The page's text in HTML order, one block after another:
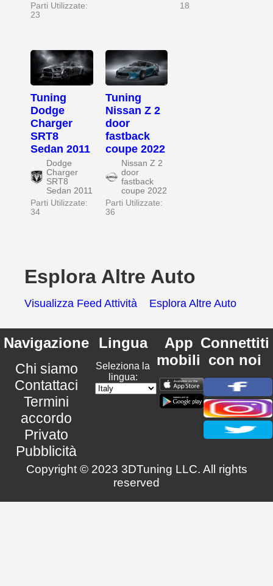
Parti Utilizzate:
23
18
Tuning
Dodge
Charger
SRT8
Sedan 2011
Dodge
Charger
SRT8
Sedan 2011
Parti Utilizzate:
34
Tuning
Nissan Z 2
door
fastback
coupe 2022
Nissan Z 2
door
fastback
coupe 2022
Parti Utilizzate:
36
Esplora Altre Auto
Visualizza Feed Attività Esplora Altre Auto
Navigazione
Chi siamo
Contattaci
Termini
accordo
Privato
Pubblicità
Lingua
Seleziona la
lingua:
App
mobili
Connettiti
con noi
Copyright © 2023 3DTuning LLC. All rights
reserved